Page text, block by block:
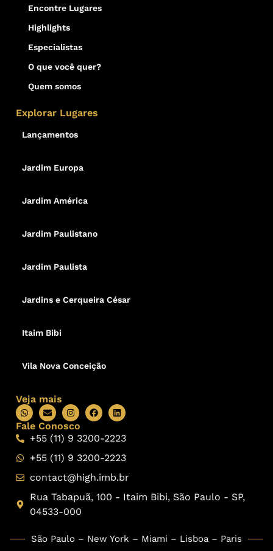
Encontre Lugares
Highlights
Especialistas
O que você quer?
Quem somos
Explorar Lugares
Lançamentos
Jardim Europa
Jardim América
Jardim Paulistano
Jardim Paulista
Jardins e Cerqueira César
Itaim Bibi
Vila Nova Conceição
Veja mais
Fale Conosco
+55 (11) 9 3200-2223
+55 (11) 9 3200-2223
contact@high.imb.br
Rua Tabapuã, 100 - Itaim Bibi, São Paulo - SP,
04533-000
São Paulo – New York – Miami – Lisboa – Paris